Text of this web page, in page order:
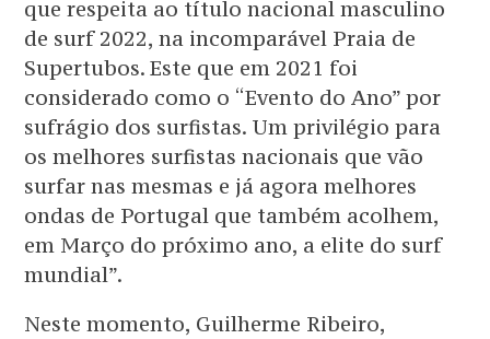
que respeita ao título nacional masculino
de surf 2022, na incomparável Praia de
Supertubos. Este que em 2021 foi
considerado como o “Evento do Ano” por
sufrágio dos surfistas. Um privilégio para
os melhores surfistas nacionais que vão
surfar nas mesmas e já agora melhores
ondas de Portugal que também acolhem,
em Março do próximo ano, a elite do surf
mundial”.
Neste momento, Guilherme Ribeiro,